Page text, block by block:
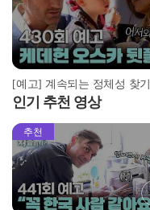
인기 추천 영상
추천